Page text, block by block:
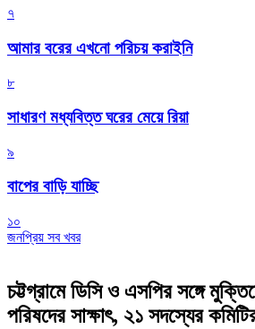
৭
আমার বরের এখনো পরিচয় করাইনি
৮
সাধারণ মধ্যবিত্ত ঘরের মেয়ে রিয়া
৯
বাপের বাড়ি যাচ্ছি
১০
জনপ্রিয় সব খবর
চট্টগ্রামে ডিসি ও এসপির সঙ্গে
পরিষদের সাক্ষাৎ, ২১ সদস্যের